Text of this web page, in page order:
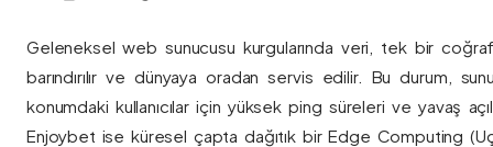
Geleneksel web sunucusu kurgularında veri, tek bir
barındırılır ve dünyaya oradan servis edilir. Bu durum,
konumdaki kullanıcılar için yüksek ping süreleri ve yavaş
Enjoybet ise küresel çapta dağıtık bir Edge Computing